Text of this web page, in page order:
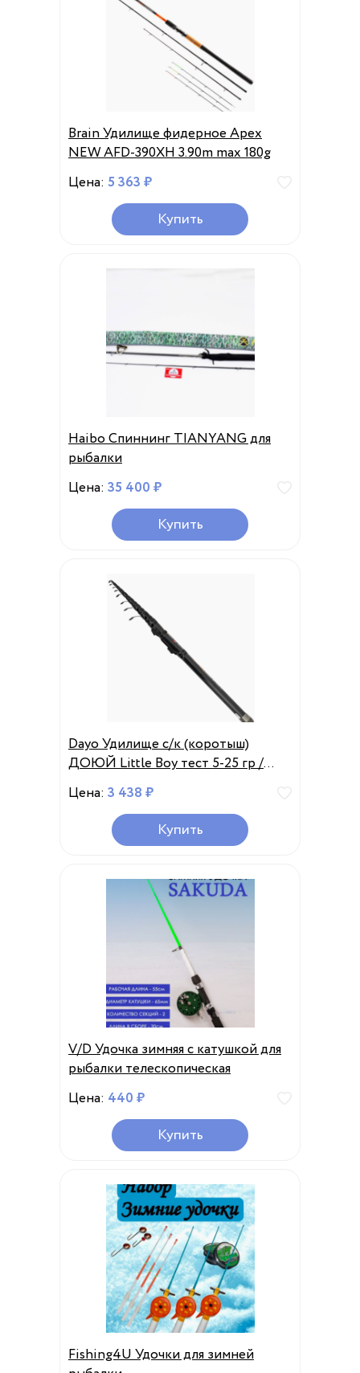
Brain Удилище фидерное Apex
NEW AFD-390XH 3.90m max 180g
Цена: 5 363 ₽
Купить
Haibo Спиннинг TIANYANG для
рыбалки
Цена: 35 400 ₽
Купить
Dayo Удилище с/к (коротыш)
ДОЮЙ Little Boy тест 5-25 гр /
Удилище телескопическое /
Удочка
Цена: 3 438 ₽
Купить
V/D Удочка зимняя с катушкой для
рыбалки телескопическая
Цена: 440 ₽
Купить
Fishing4U Удочки для зимней